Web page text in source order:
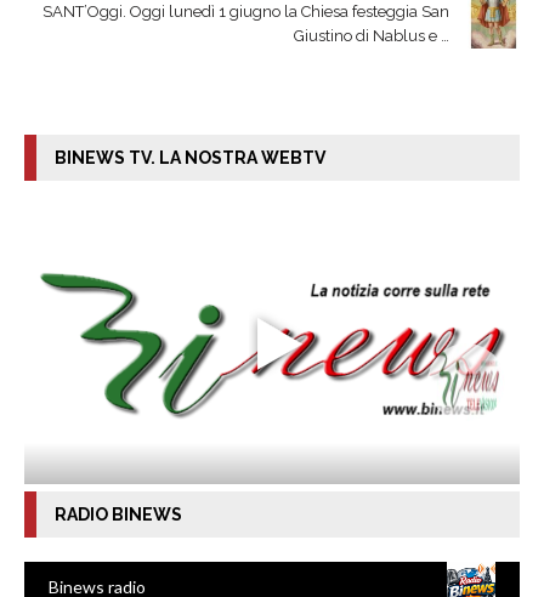
SANT’Oggi. Oggi lunedì 1 giugno la Chiesa festeggia San
Giustino di Nablus e …
BINEWS TV. LA NOSTRA WEBTV
RADIO BINEWS